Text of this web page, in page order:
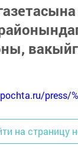
press/
на страницу